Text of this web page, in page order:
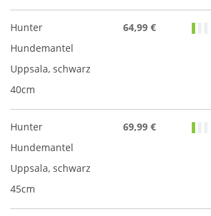
Hunter
Hundemantel
Uppsala, schwarz
40cm
64,99 €
Hunter
Hundemantel
Uppsala, schwarz
45cm
69,99 €